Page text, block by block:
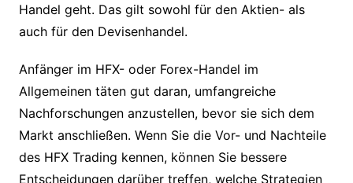
Handel geht. Das gilt sowohl für den Aktien- als
auch für den Devisenhandel.
Anfänger im HFX- oder Forex-Handel im
Allgemeinen täten gut daran, umfangreiche
Nachforschungen anzustellen, bevor sie sich dem
Markt anschließen. Wenn Sie die Vor- und Nachteile
des HFX Trading kennen, können Sie bessere
Entscheidungen darüber treffen, welche Strategien